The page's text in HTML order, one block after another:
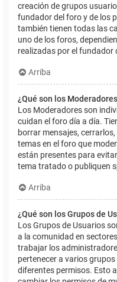
creación de grupos
fundador del foro y de los
también tienen todas las
uno de los foros,
realizadas por el fundador
Arriba
¿Qué son los
Los Moderadores son
cuidan el foro día a día.
borrar mensajes,
temas en el foro que
están presentes para
tema tratado o publiquen
Arriba
¿Qué son los Grupos de
Los Grupos de Usuarios
a la comunidad en
trabajar los
pertenecer a varios
diferentes permisos. Esto